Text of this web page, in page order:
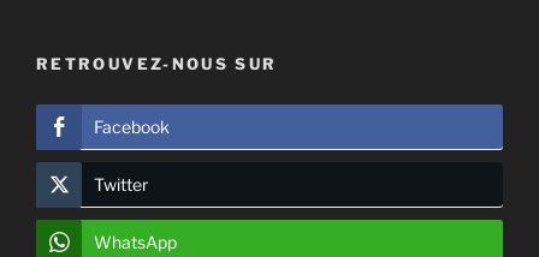
RETROUVEZ-NOUS SUR
Facebook
Twitter
WhatsApp